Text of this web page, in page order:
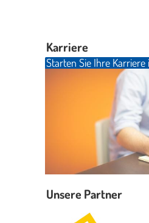
Karriere
Starten Sie Ihre Karriere
Unsere Partner